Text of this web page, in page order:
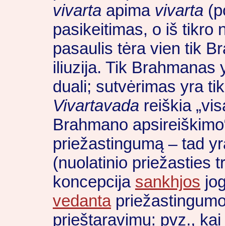
vivarta apima vivarta
pasikeitimas, o iš tikro
pasaulis tėra vien tik
iliuzija. Tik Brahmanas
duali; sutvėrimas yra
Vivartavada reiškia
Brahmano
priežastingumą – tad
(nuolatinio priežasties
koncepcija sankhjos
vedanta
prieštaravimų: pvz., kai